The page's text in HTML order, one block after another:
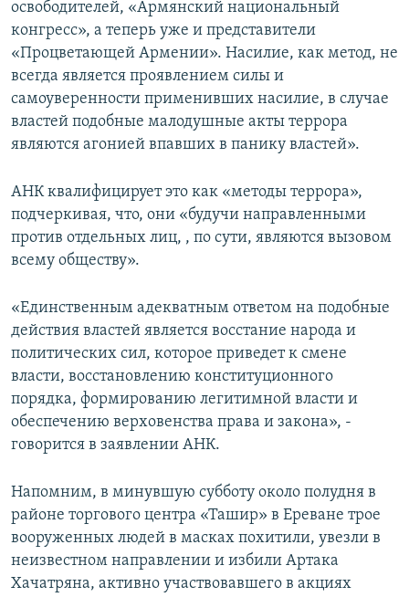
освободителей, «Армянский национальный
конгресс», а теперь уже и представители
«Процветающей Армении». Насилие, как метод, не
всегда является проявлением силы и
самоуверенности применивших насилие, в случае
властей подобные малодушные акты террора
являются агонией впавших в панику властей».
АНК квалифицирует это как «методы террора»,
подчеркивая, что, они «будучи направленными
против отдельных лиц, , по сути, являются вызовом
всему обществу».
«Единственным адекватным ответом на подобные
действия властей является восстание народа и
политических сил, которое приведет к смене
власти, восстановлению конституционного
порядка, формированию легитимной власти и
обеспечению верховенства права и закона», -
говорится в заявлении АНК.
Напомним, в минувшую субботу около полудня в
районе торгового центра «Ташир» в Ереване трое
вооруженных людей в масках похитили, увезли в
неизвестном направлении и избили Артака
Хачатряна, активно участвовавшего в акциях